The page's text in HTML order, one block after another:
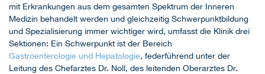
mit Erkrankungen aus dem gesamten Spektrum der Inneren
Medizin behandelt werden und gleichzeitig Schwerpunktbildung
und Spezialisierung immer wichtiger wird, umfasst die Klinik drei
Sektionen: Ein Schwerpunkt ist der Bereich
Gastroenterologie und Hepatologie, federführend unter der
Leitung des Chefarztes Dr. Noll, des leitenden Oberarztes Dr.